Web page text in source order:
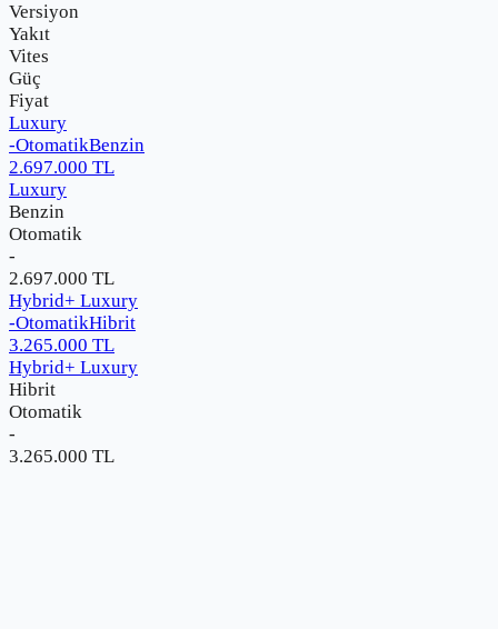
Versiyon
Yakıt
Vites
Güç
Fiyat
Luxury
-OtomatikBenzin
2.697.000 TL
Luxury
Benzin
Otomatik
-
2.697.000 TL
Hybrid+ Luxury
-OtomatikHibrit
3.265.000 TL
Hybrid+ Luxury
Hibrit
Otomatik
-
3.265.000 TL